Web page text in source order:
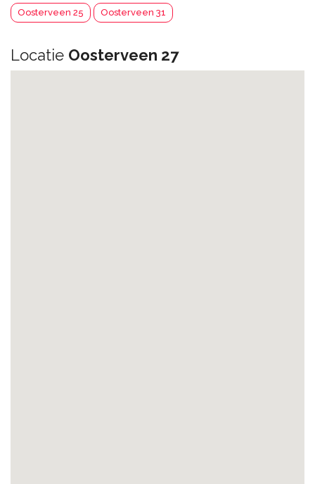
Oosterveen 25 Oosterveen 31
Locatie Oosterveen 27